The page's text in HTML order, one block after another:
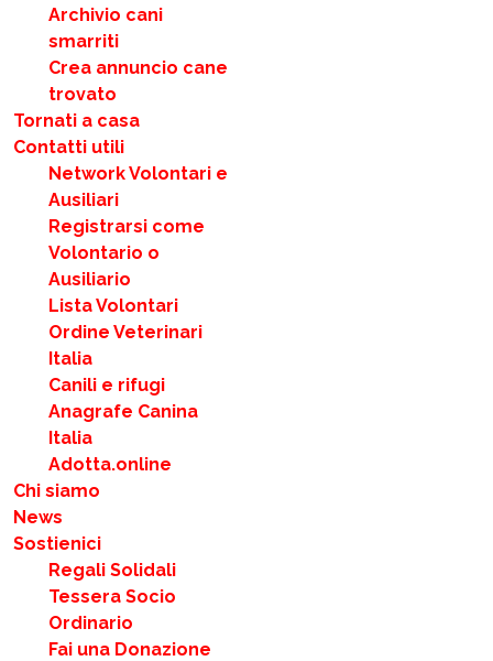
Archivio cani
smarriti
Crea annuncio cane
trovato
Tornati a casa
Contatti utili
Network Volontari e
Ausiliari
Registrarsi come
Volontario o
Ausiliario
Lista Volontari
Ordine Veterinari
Italia
Canili e rifugi
Anagrafe Canina
Italia
Adotta.online
Chi siamo
News
Sostienici
Regali Solidali
Tessera Socio
Ordinario
Fai una Donazione